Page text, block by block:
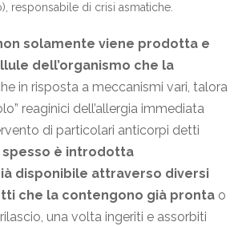
responsabile di crisi asmatiche.
solamente viene prodotta e
dell’organismo che la
in risposta a meccanismi vari, talora
reaginici dell’allergia immediata
di particolari anticorpi detti
spesso è introdotta
disponibile attraverso diversi
che la contengono già pronta o
una volta ingeriti e assorbiti